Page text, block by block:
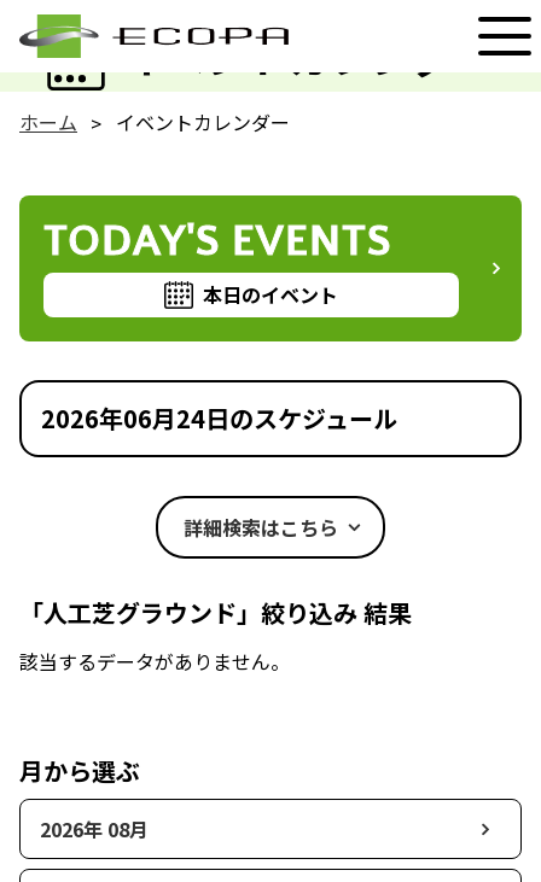
イベントカレンダー
EVENT
ホーム イベントカレンダー
TODAY'S EVENTS
本日のイベント
2026年06月24日のスケジュール
詳細検索はこちら
「人工芝グラウンド」絞り込み 結果
該当するデータがありません。
月から選ぶ
2026年 08月